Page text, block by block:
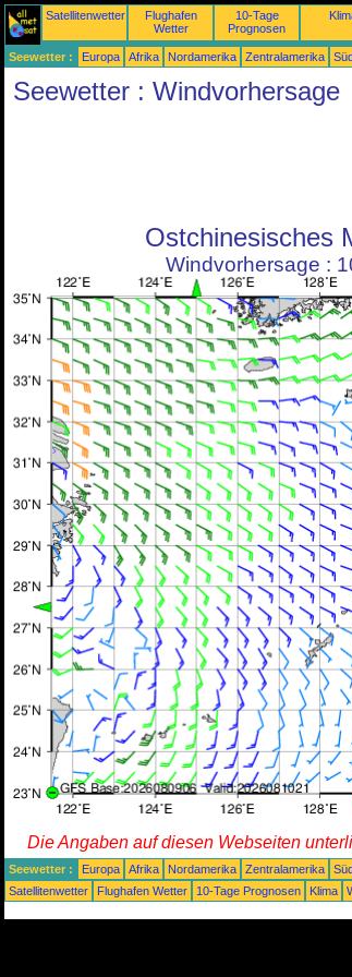
Satellitenwetter
Flughafen
Wetter
10-Tage
Prognosen
Seewetter : Europa Afrika Nordamerika Zentralamerika
Seewetter : Windvorhersage
Ostchinesisches
Windvorhersage :
Die Angaben auf diesen Webseiten
Seewetter : Europa Afrika Nordamerika Zentralamerika
Satellitenwetter
Flughafen Wetter 10-Tage Prognosen Klima